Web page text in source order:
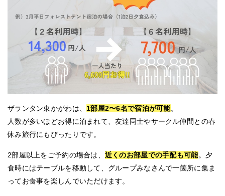
ザランタン東かがわは、1部屋2〜6名で宿泊が可能。
人数が多いほどお得に泊まれて、友達同士やサークル仲間との春
休み旅行にもぴったりです。
2部屋以上をご予約の場合は、 近くのお部屋での手配も可能。夕
食時にはテーブルを移動して、 グループみなさんで一箇所に集ま
ってお食事を楽しんでいただけます。